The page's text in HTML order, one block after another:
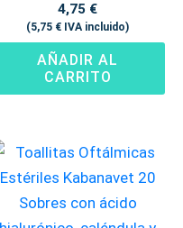
4,75 €
(5,75 € IVA incluido)
AÑADIR AL
CARRITO